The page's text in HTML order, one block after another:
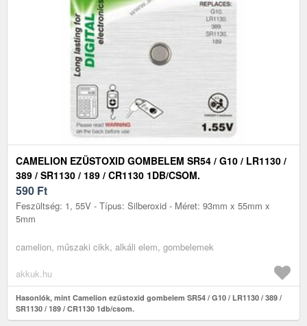
CAMELION EZÜSTOXID GOMBELEM SR54 / G10 / LR1130 /
389 / SR1130 / 189 / CR1130 1DB/CSOM.
590 Ft
Feszültség: 1, 55V - Típus: Silberoxid - Méret: 93mm x 55mm x
5mm
camelion, műszaki cikk, alkáli elem, gombelemek
akkuk.hu
Hasonlók, mint Camelion ezüstoxid gombelem SR54 / G10 / LR1130 / 389 /
SR1130 / 189 / CR1130 1db/csom.